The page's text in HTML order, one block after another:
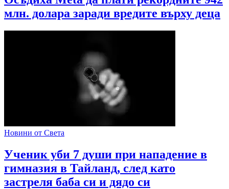
млн. долара заради вредите върху деца
Новини от Света
Ученик уби 7 души при нападение в
гимназия в Тайланд, след като
застреля баба си и дядо си